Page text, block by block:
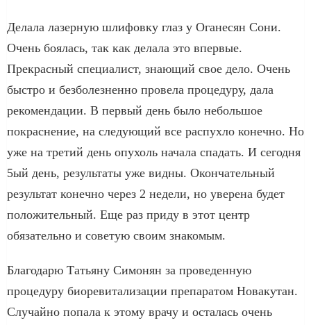
Делала лазерную шлифовку глаз у Оганесян Сони.
Очень боялась, так как делала это впервые.
Прекрасный специалист, знающий свое дело. Очень
быстро и безболезненно провела процедуру, дала
рекомендации. В первый день было небольшое
покраснение, на следующий все распухло конечно. Но
уже на третий день опухоль начала спадать. И сегодня
5ый день, результаты уже видны. Окончательный
результат конечно через 2 недели, но уверена будет
положительный. Еще раз приду в этот центр
обязательно и советую своим знакомым.
Благодарю Татьяну Симонян за проведенную
процедуру биоревитализации препаратом Новакутан.
Случайно попала к этому врачу и осталась очень